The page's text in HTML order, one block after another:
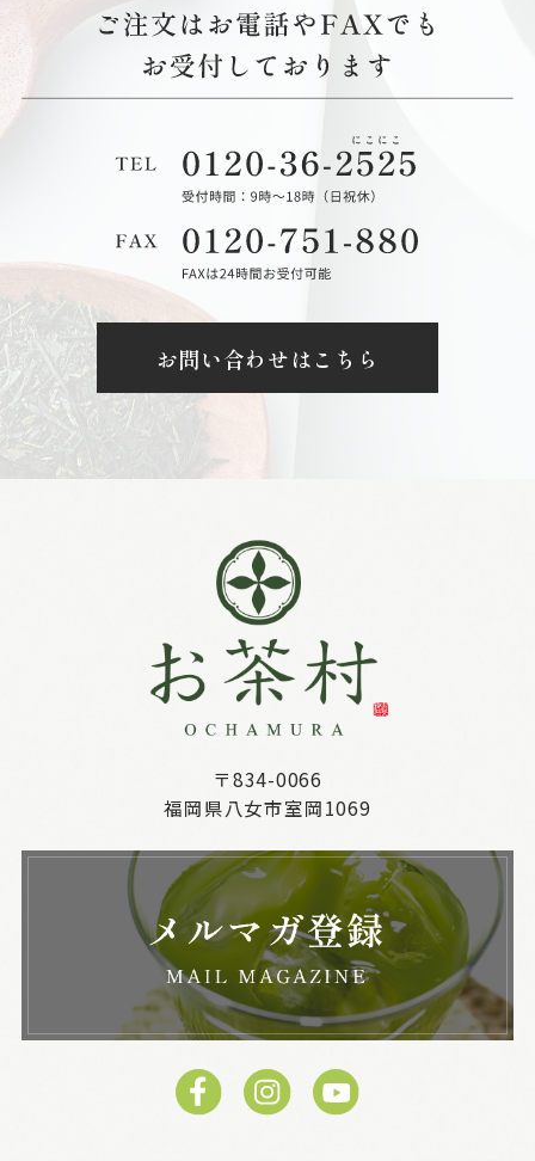
お問い合わせはこちら
〒834-0066
福岡県八女市室岡1069